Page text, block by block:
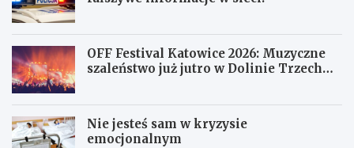
OFF Festival Katowice 2026: Muzyczne
szaleństwo już jutro w Dolinie Trzech
Nie jesteś sam w kryzysie
emocjonalnym